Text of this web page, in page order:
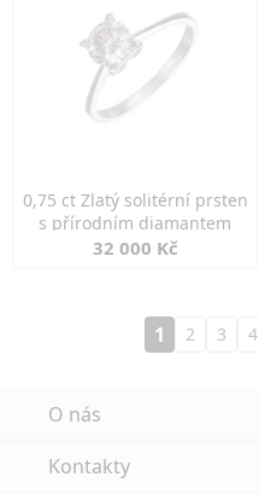
0,75 ct Zlatý solitérní prsten
s přírodním diamantem
32 000 Kč
1 2 3 4
O nás
Kontakty